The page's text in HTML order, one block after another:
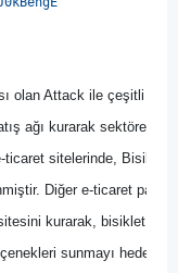
olan Attack ile çeşitli
ağı kurarak sektöre
ticaret sitelerinde,
Diğer e-ticaret
kurarak, bisiklet
sunmayı